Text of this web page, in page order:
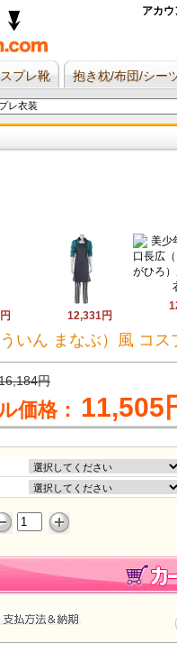
アカ
プレ靴 抱き枕/布団/シー
12,331円
いん まなぶ）風 コス
円
価格： 11,505